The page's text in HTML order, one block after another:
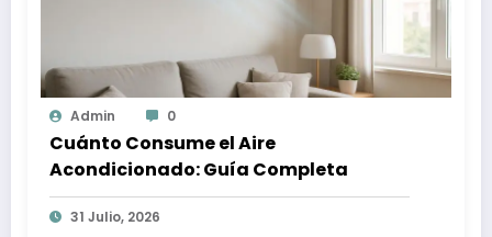
Admin 0
Cuánto Consume el Aire
Acondicionado: Guía Completa
31 Julio, 2026